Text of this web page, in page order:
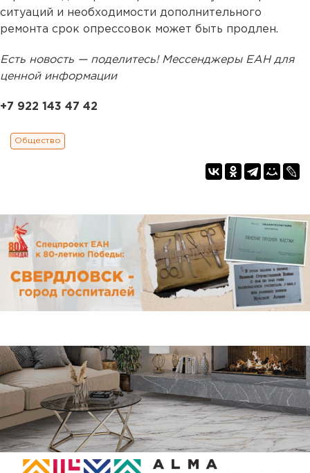
ситуаций и необходимости дополнительного
ремонта срок опрессовок может быть продлен.
Есть новость — поделитесь! Мессенджеры ЕАН для
ценной информации
+7 922 143 47 42
Общество